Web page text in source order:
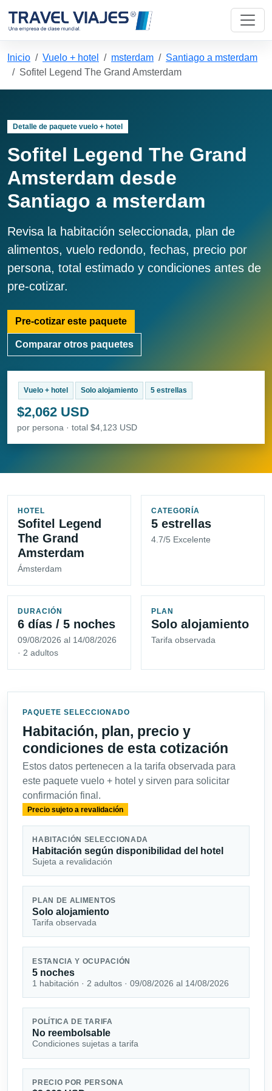
Inicio Vuelo + hotel msterdam
Santiago a msterdam
Sofitel Legend The Grand Amsterdam
Detalle de paquete vuelo + hotel
Sofitel Legend The Grand
Amsterdam desde
Santiago a msterdam
Revisa la habitación seleccionada, plan de
alimentos, vuelo redondo, fechas, precio por
persona, total estimado y condiciones antes de
pre-cotizar.
Pre-cotizar este paquete
Comparar otros paquetes
Vuelo + hotel Solo alojamiento 5 estrellas
$2,062 USD
por persona · total $4,123 USD
HOTEL
Sofitel Legend
The Grand
Amsterdam
Ámsterdam
CATEGORÍA
5 estrellas
4.7/5 Excelente
DURACIÓN
6 días / 5 noches
09/08/2026 al 14/08/2026
· 2 adultos
PLAN
Solo alojamiento
Tarifa observada
PAQUETE SELECCIONADO
Habitación, plan, precio y
condiciones de esta cotización
Estos datos pertenecen a la tarifa observada para
este paquete vuelo + hotel y sirven para solicitar
confirmación final.
Precio sujeto a revalidación
HABITACIÓN SELECCIONADA
Habitación según disponibilidad del hotel
Sujeta a revalidación
PLAN DE ALIMENTOS
Solo alojamiento
Tarifa observada
ESTANCIA Y OCUPACIÓN
5 noches
1 habitación · 2 adultos · 09/08/2026 al 14/08/2026
POLÍTICA DE TARIFA
No reembolsable
Condiciones sujetas a tarifa
PRECIO POR PERSONA